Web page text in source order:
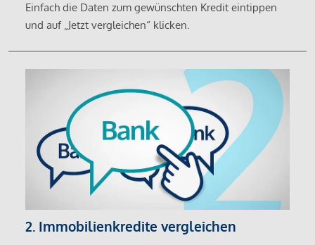
Einfach die Daten zum gewünschten Kredit eintippen
und auf „Jetzt vergleichen“ klicken.
2. Immobilienkredite vergleichen